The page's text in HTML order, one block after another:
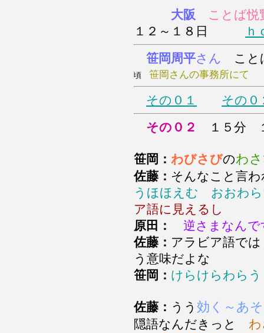
大阪
ことば悦
１２～１８日
ｈ
笹岡周平さん こ
頃 笹岡さんの事務所にて
その０１
その０
その０２
１５分
笹岡： わびさびのわ
佐藤： そんなこと言
うほほえむ おおわ
ア語に見えるし
原田：
逆さまなんで
佐藤： アラビア語では
う意味だよな
笹岡： けらけらわらう
佐藤： うう 効く～あ
隠語なんだきっと